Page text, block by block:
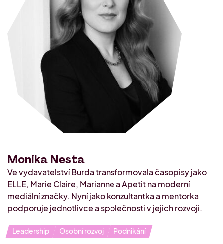
Naši mentoři
Konzultace s Lucií Audi
Offline akce
Setkání komunity PRAHA 2. 10.
Kdo jsme
Kontakt
Průzkum o podnikání
Monika Nesta
Ve vydavatelství Burda transformovala časopisy jako
ELLE, Marie Claire, Marianne a Apetit na moderní
mediální značky. Nyní jako konzultantka a mentorka
podporuje jednotlivce a společnosti v jejich rozvoji.
Leadership Osobní rozvoj Podnikání